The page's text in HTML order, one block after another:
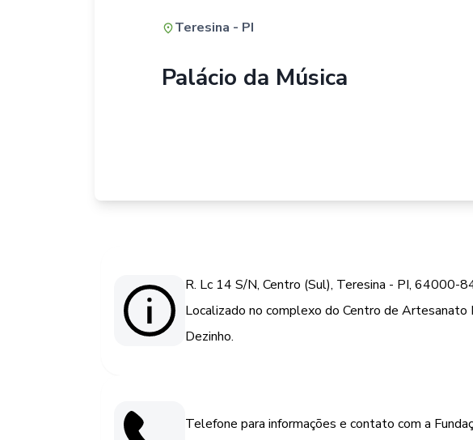
Teresina - PI
Palácio da Música
R. Lc 14 S/N, Centro (Sul), Teresina - PI, 64000-
Localizado no complexo do Centro de Artesanato
Dezinho.
Telefone para informações e contato com a